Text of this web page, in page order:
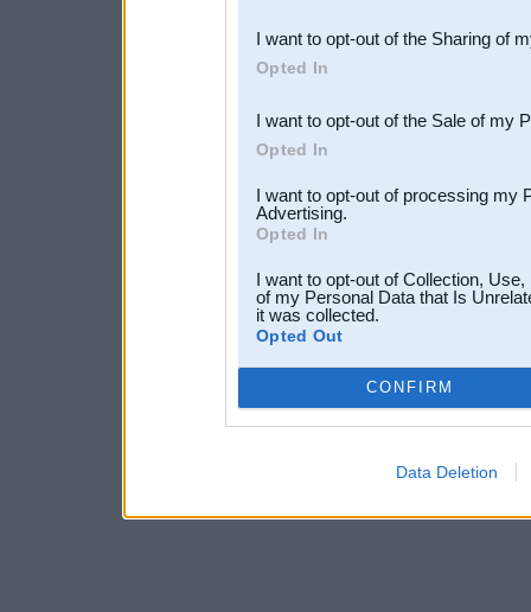
Downstream Participants
third parties.
I want to opt-out of the Sharing of
Opted In
I want to opt-out of the Sale of my
Opted In
I want to opt-out of processing my
Advertising.
Opted In
I want to opt-out of Collection,
of my Personal Data that Is
it was collected.
Opted Out
CONFIRM
Data Deletion